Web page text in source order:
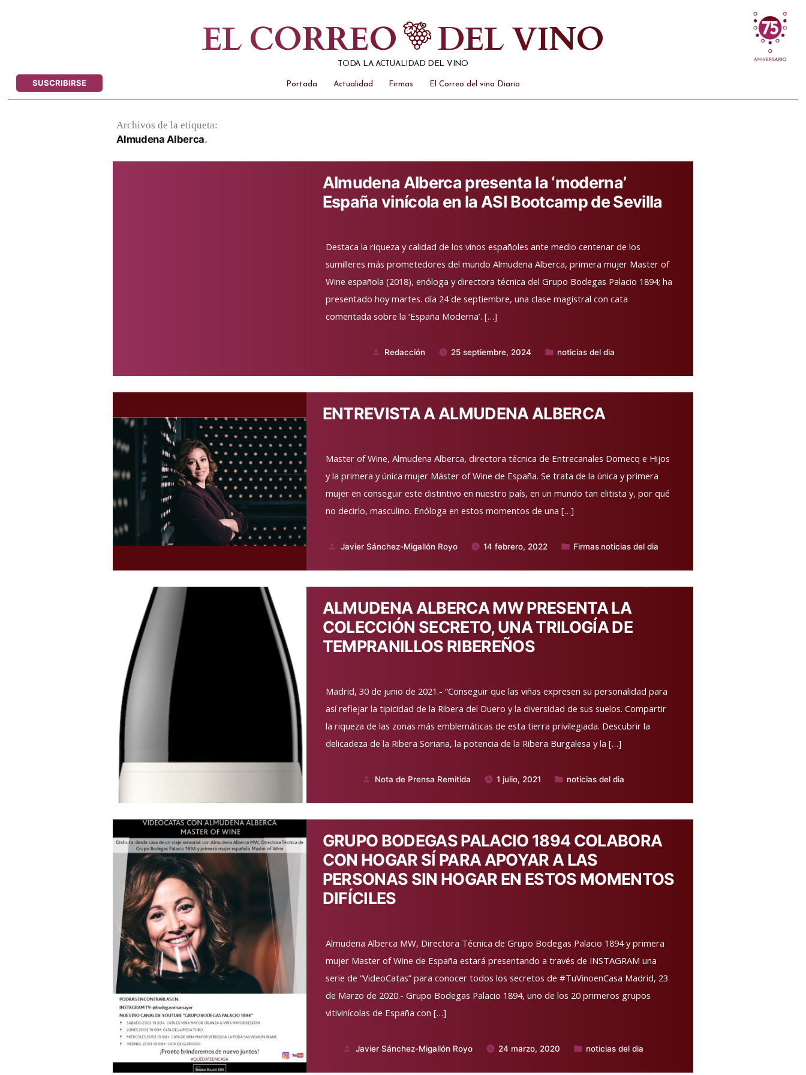
EL CORREO DEL VINO
TODA LA ACTUALIDAD DEL VINO
SUSCRIBIRSE Portada Actualidad Firmas El Correo del vino Diario
Archivos de la etiqueta:
Almudena Alberca
Almudena Alberca presenta la ‘moderna’
España vinícola en la ASI Bootcamp de Sevilla
Destaca la riqueza y calidad de los vinos españoles ante medio centenar de los
sumilleres más prometedores del mundo Almudena Alberca, primera mujer Master of
Wine española (2018), enóloga y directora técnica del Grupo Bodegas Palacio 1894; ha
presentado hoy martes. día 24 de septiembre, una clase magistral con cata
comentada sobre la ‘España Moderna’. […]
Publicado
Redacción 25 septiembre, 2024
Publicado
noticias del dia
ENTREVISTA A ALMUDENA ALBERCA
Master of Wine, Almudena Alberca, directora técnica de Entrecanales Domecq e Hijos
y la primera y única mujer Máster of Wine de España. Se trata de la única y primera
mujer en conseguir este distintivo en nuestro país, en un mundo tan elitista y, por qué
no decirlo, masculino. Enóloga en estos momentos de una […]
Publicado
Javier Sánchez-Migallón Royo 14 febrero, 2022
Publicado
Firmas,noticias del dia
ALMUDENA ALBERCA MW PRESENTA LA
COLECCIÓN SECRETO, UNA TRILOGÍA DE
TEMPRANILLOS RIBEREÑOS
Madrid, 30 de junio de 2021.- “Conseguir que las viñas expresen su personalidad para
así reflejar la tipicidad de la Ribera del Duero y la diversidad de sus suelos. Compartir
la riqueza de las zonas más emblemáticas de esta tierra privilegiada. Descubrir la
delicadeza de la Ribera Soriana, la potencia de la Ribera Burgalesa y la […]
Publicado
Nota de Prensa Remitida 1 julio, 2021
Publicado
noticias del dia
GRUPO BODEGAS PALACIO 1894 COLABORA
CON HOGAR SÍ PARA APOYAR A LAS
PERSONAS SIN HOGAR EN ESTOS MOMENTOS
DIFÍCILES
Almudena Alberca MW, Directora Técnica de Grupo Bodegas Palacio 1894 y primera
mujer Master of Wine de España estará presentando a través de INSTAGRAM una
serie de “VideoCatas” para conocer todos los secretos de #TuVinoenCasa Madrid, 23
de Marzo de 2020.- Grupo Bodegas Palacio 1894, uno de los 20 primeros grupos
vitivinícolas de España con […]
Publicado
Javier Sánchez-Migallón Royo 24 marzo, 2020
Publicado
noticias del dia